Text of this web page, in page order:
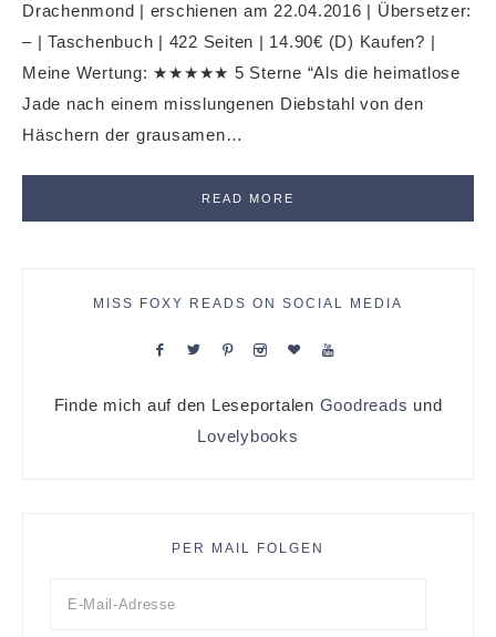
Drachenmond | erschienen am 22.04.2016 | Übersetzer:
– | Taschenbuch | 422 Seiten | 14.90€ (D) Kaufen? |
Meine Wertung: ★★★★★ 5 Sterne “Als die heimatlose
Jade nach einem misslungenen Diebstahl von den
Häschern der grausamen…
READ MORE
MISS FOXY READS ON SOCIAL MEDIA
Finde mich auf den Leseportalen Goodreads und
Lovelybooks
PER MAIL FOLGEN